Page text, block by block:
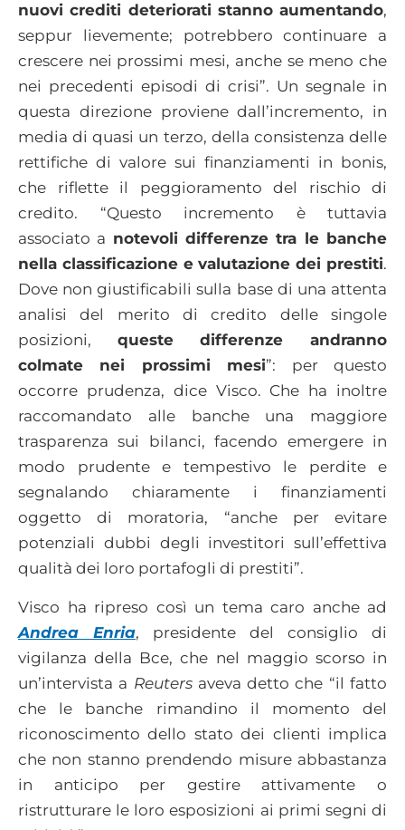
nuovi crediti deteriorati stanno aumentando,
seppur lievemente; potrebbero continuare a
crescere nei prossimi mesi, anche se meno che
nei precedenti episodi di crisi”. Un segnale in
questa direzione proviene dall’incremento, in
media di quasi un terzo, della consistenza delle
rettifiche di valore sui finanziamenti in bonis,
che riflette il peggioramento del rischio di
credito. “Questo incremento è tuttavia
associato a notevoli differenze tra le banche
nella classificazione e valutazione dei prestiti.
Dove non giustificabili sulla base di una attenta
analisi del merito di credito delle singole
posizioni, queste differenze andranno
colmate nei prossimi mesi”: per questo
occorre prudenza, dice Visco. Che ha inoltre
raccomandato alle banche una maggiore
trasparenza sui bilanci, facendo emergere in
modo prudente e tempestivo le perdite e
segnalando chiaramente i finanziamenti
oggetto di moratoria, “anche per evitare
potenziali dubbi degli investitori sull’effettiva
qualità dei loro portafogli di prestiti”.
Visco ha ripreso così un tema caro anche ad
Andrea Enria, presidente del consiglio di
vigilanza della Bce, che nel maggio scorso in
un’intervista a Reutersaveva detto che “il fatto
che le banche rimandino il momento del
riconoscimento dello stato dei clienti implica
che non stanno prendendo misure abbastanza
in anticipo per gestire attivamente o
ristrutturare le loro esposizioni ai primi segni di